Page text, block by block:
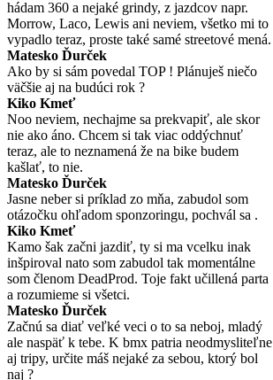
hádam 360 a nejaké grindy, z jazdcov napr.
Morrow, Laco, Lewis ani neviem, všetko mi to
vypadlo teraz, proste také samé streetové mená.
Matesko Ďurček
Ako by si sám povedal TOP ! Plánuješ niečo
väčšie aj na budúci rok ?
Kiko Kmeť
Noo neviem, nechajme sa prekvapiť, ale skor
nie ako áno. Chcem si tak viac oddýchnuť
teraz, ale to neznamená že na bike budem
kašlať, to nie.
Matesko Ďurček
Jasne neber si príklad zo mňa, zabudol som
otázočku ohľadom sponzoringu, pochvál sa .
Kiko Kmeť
Kamo šak začni jazdiť, ty si ma vcelku inak
inšpiroval nato som zabudol tak momentálne
som členom DeadProd. Toje fakt učillená parta
a rozumieme si všetci.
Matesko Ďurček
Začnú sa diať veľké veci o to sa neboj, mladý
ale naspäť k tebe. K bmx patria neodmysliteľne
aj tripy, určite máš nejaké za sebou, ktorý bol
naj ?